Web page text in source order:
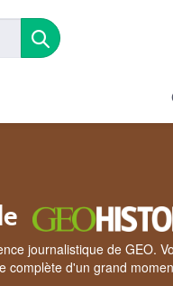
journalistique de GEO.
complète d'un grand